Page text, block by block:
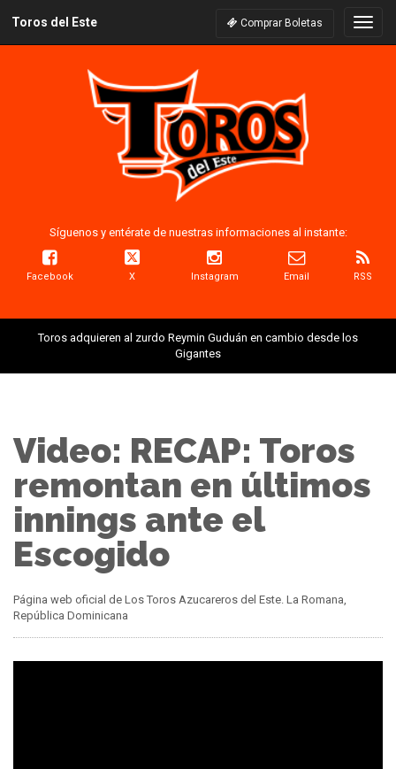
Toros del Este Comprar Boletas
Síguenos y entérate de nuestras informaciones al instante:
Facebook X Instagram Email RSS
Toros adquieren al zurdo Reymin Guduán en cambio desde los
Gigantes
Video: RECAP: Toros
remontan en últimos
innings ante el
Escogido
Página web oficial de Los Toros Azucareros del Este. La Romana,
República Dominicana